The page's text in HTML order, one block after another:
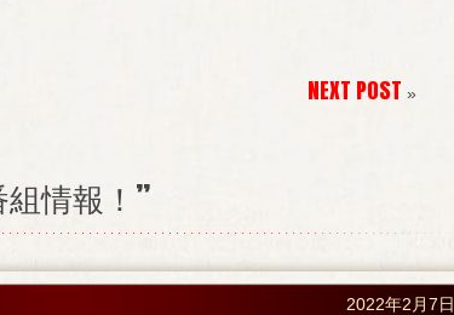
NEXT POST »
組情報！”
2022年2月7日